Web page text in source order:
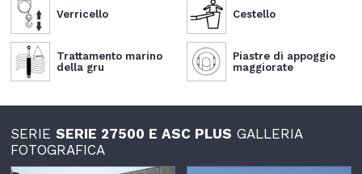
Verricello Cestello
Trattamento marino
della gru
Piastre di appoggio
maggiorate
SERIESERIE 27500 E ASC PLUS GALLERIA
FOTOGRAFICA